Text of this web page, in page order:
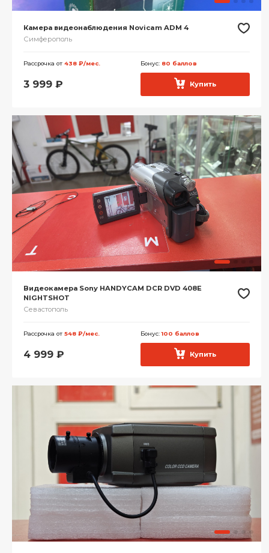
Камера видеонаблюдения Novicam ADM 4
Симферополь
Рассрочка от 438 ₽/мес. Бонус: 80 баллов
3 999 ₽ Купить
Видеокамера Sony HANDYCAM DCR DVD 408E
NIGHTSHOT
Севастополь
Рассрочка от 548 ₽/мес. Бонус:100 баллов
4 999 ₽ Купить